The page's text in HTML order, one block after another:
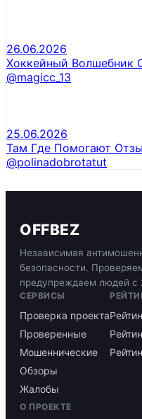
26.06.2026
Хоккейный Волшебник
@magicc_13
25.06.2026
Там Где Помогают
@polinadobrotatut
OFFBEZ
Независимая
безопасности.
предупреждаем людей с
СЕРВИСЫ
Проверка проекта
Проверенные
Мошеннические
Обзоры
Жалобы
О ПРОЕКТЕ